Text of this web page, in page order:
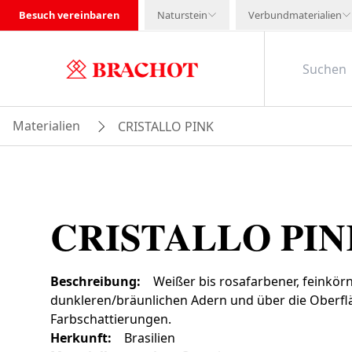
Besuch vereinbaren Naturstein Verbundmaterialien
Materialien CRISTALLO PINK
CRISTALLO
Beschreibung:
Weißer bis rosafarbener,
dunkleren/bräunlichen Adern und über die
Farbschattierungen.
Herkunft:
Brasilien